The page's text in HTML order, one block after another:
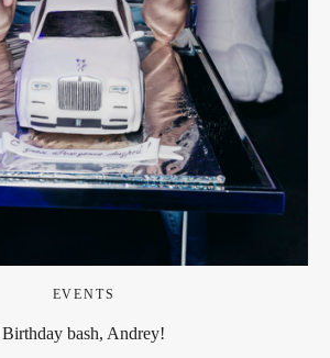
EVENTS
Birthday bash, Andrey!